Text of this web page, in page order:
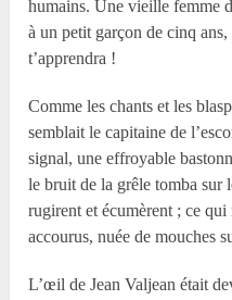
humains. Une vieille femme
à un petit garçon de cinq
t’apprendra !
Comme les chants et les
semblait le capitaine de
signal, une effroyable
le bruit de la grêle tomba sur
rugirent et écumèrent ; ce
accourus, nuée de mouches
L’œil de Jean Valjean était